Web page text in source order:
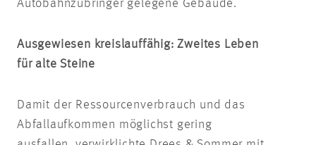
Autobahnzubringer gelegene Gebäude.
Ausgewiesen kreislauffähig: Zweites Leben
für alte Steine
Damit der Ressourcenverbrauch und das
Abfallaufkommen möglichst gering